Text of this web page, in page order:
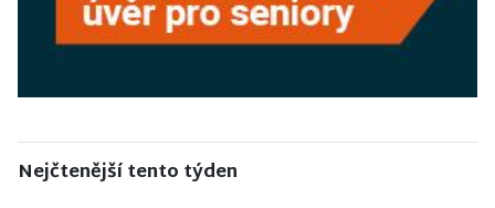
Nejčtenější tento týden